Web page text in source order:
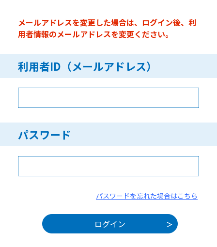
メールアドレスを変更した場合は、ログイン後、利
用者情報のメールアドレスを変更ください。
利用者ID（メールアドレス）
パスワード
パスワードを忘れた場合はこちら